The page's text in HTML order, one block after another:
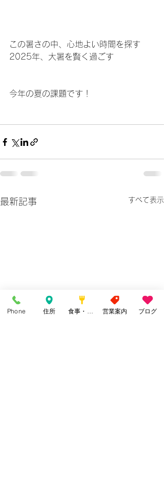
この暑さの中、心地よい時間を探す
2025年、大暑を賢く過ごす
今年の夏の課題です！
最新記事 すべて表示
Phone 住所 営業案内 ブログ